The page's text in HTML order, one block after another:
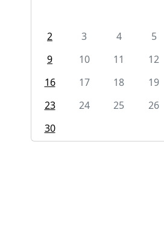
2
3 4 5
9
10 11 12
16
17 18 19
23
24 25 26
30